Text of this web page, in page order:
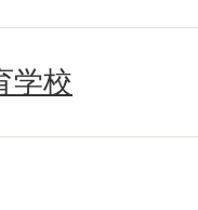
学校